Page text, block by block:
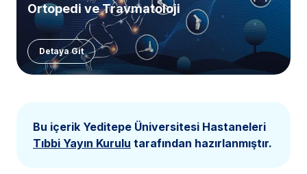
Ortopedi ve Travmatoloji
Detaya Git
Bu içerik Yeditepe Üniversitesi Hastaneleri
Tıbbi Yayın Kurulu tarafından hazırlanmıştır.